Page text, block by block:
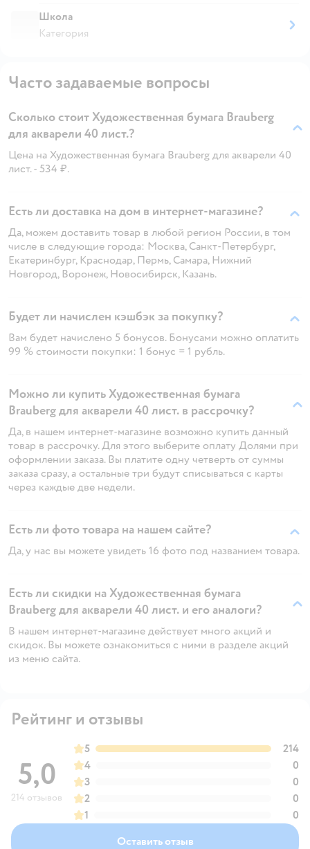
Школа
Категория
Часто задаваемые вопросы
Сколько стоит Художественная бумага Brauberg
для акварели 40 лист.?
Цена на Художественная бумага Brauberg для акварели 40
лист. - 534 ₽.
Есть ли доставка на дом в интернет-магазине?
Да, можем доставить товар в любой регион России, в том
числе в следующие города: Москва, Санкт-Петербург,
Екатеринбург, Краснодар, Пермь, Самара, Нижний
Новгород, Воронеж, Новосибирск, Казань.
Будет ли начислен кэшбэк за покупку?
Вам будет начислено 5 бонусов. Бонусами можно оплатить
99 % стоимости покупки: 1 бонус = 1 рубль.
Можно ли купить Художественная бумага
Brauberg для акварели 40 лист. в рассрочку?
Да, в нашем интернет-магазине возможно купить данный
товар в рассрочку. Для этого выберите оплату Долями при
оформлении заказа. Вы платите одну четверть от суммы
заказа сразу, а остальные три будут списываться с карты
через каждые две недели.
Есть ли фото товара на нашем сайте?
Да, у нас вы можете увидеть 16 фото под названием товара.
Есть ли скидки на Художественная бумага
Brauberg для акварели 40 лист. и его аналоги?
В нашем интернет-магазине действует много акций и
скидок. Вы можете ознакомиться с ними в разделе акций
из меню сайта.
Рейтинг и отзывы
5,0
214 отзывов
5
214
4
0
3
0
2
0
1
0
Оставить отзыв